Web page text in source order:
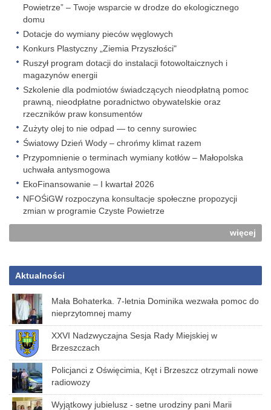
Powietrze” – Twoje wsparcie w drodze do ekologicznego
domu
Dotacje do wymiany pieców węglowych
Konkurs Plastyczny „Ziemia Przyszłości"
Ruszył program dotacji do instalacji fotowoltaicznych i
magazynów energii
Szkolenie dla podmiotów świadczących nieodpłatną pomoc
prawną, nieodpłatne poradnictwo obywatelskie oraz
rzeczników praw konsumentów
Zużyty olej to nie odpad — to cenny surowiec
Światowy Dzień Wody – chrońmy klimat razem
Przypomnienie o terminach wymiany kotłów – Małopolska
uchwała antysmogowa
EkoFinansowanie – I kwartał 2026
NFOŚiGW rozpoczyna konsultacje społeczne propozycji
zmian w programie Czyste Powietrze
więcej
Aktualności
Mała Bohaterka. 7-letnia Dominika wezwała pomoc do
nieprzytomnej mamy
XXVI Nadzwyczajna Sesja Rady Miejskiej w
Brzeszczach
Policjanci z Oświęcimia, Kęt i Brzeszcz otrzymali nowe
radiowozy
Wyjątkowy jubielusz - setne urodziny pani Marii